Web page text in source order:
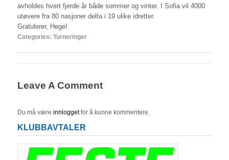
avholdes hvert fjerde år både sommer og vinter. I Sofia vil 4000
utøvere fra 80 nasjoner delta i 19 ulike idretter.
Gratulerer, Hege!
Categories: Turneringer
Leave A Comment
Du må være innloggetfor å kunne kommentere.
KLUBBAVTALER